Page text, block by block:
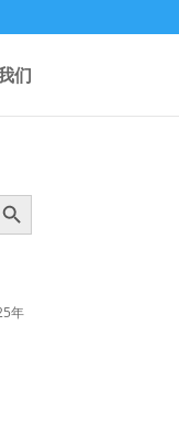
们
Button
年